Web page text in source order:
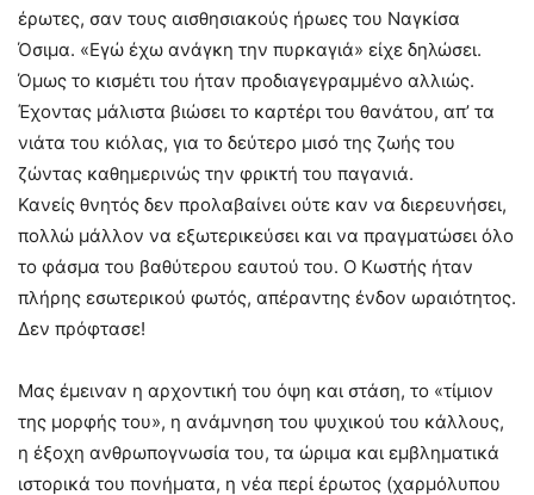
έρωτες, σαν τους αισθησιακούς ήρωες του Ναγκίσα
Όσιμα. «Εγώ έχω ανάγκη την πυρκαγιά» είχε δηλώσει.
Όμως το κισμέτι του ήταν προδιαγεγραμμένο αλλιώς.
Έχοντας μάλιστα βιώσει το καρτέρι του θανάτου, απ’ τα
νιάτα του κιόλας, για το δεύτερο μισό της ζωής του
ζώντας καθημερινώς την φρικτή του παγανιά.
Κανείς θνητός δεν προλαβαίνει ούτε καν να διερευνήσει,
πολλώ μάλλον να εξωτερικεύσει και να πραγματώσει όλο
το φάσμα του βαθύτερου εαυτού του. Ο Κωστής ήταν
πλήρης εσωτερικού φωτός, απέραντης ένδον ωραιότητος.
Δεν πρόφτασε!
Μας έμειναν η αρχοντική του όψη και στάση, το «τίμιον
της μορφής του», η ανάμνηση του ψυχικού του κάλλους,
η έξοχη ανθρωπογνωσία του, τα ώριμα και εμβληματικά
ιστορικά του πονήματα, η νέα περί έρωτος (χαρμόλυπου